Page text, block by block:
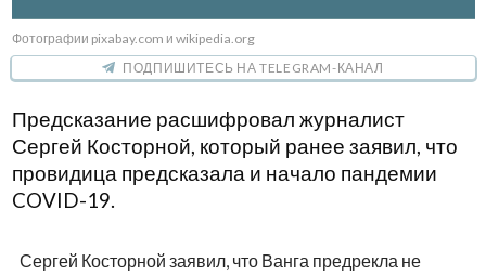
Фотографии pixabay.com и wikipedia.org
ПОДПИШИТЕСЬ НА TELEGRAM-КАНАЛ
Предсказание расшифровал журналист
Сергей Косторной, который ранее заявил, что
провидица предсказала и начало пандемии
COVID-19.
Сергей Косторной заявил, что Ванга предрекла не